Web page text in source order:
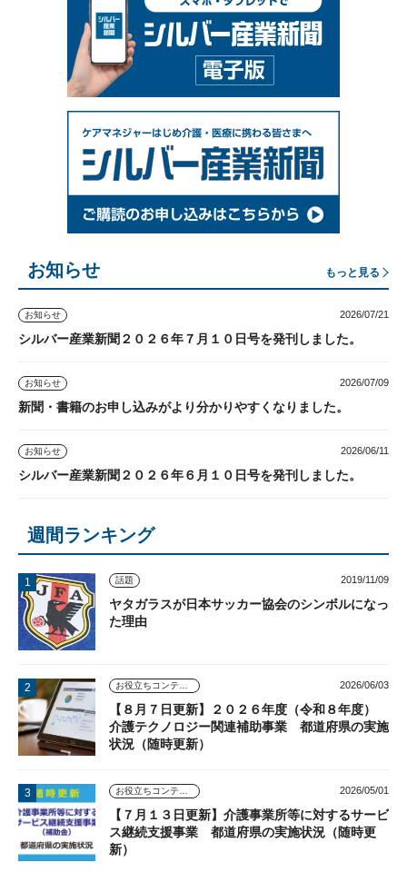
お知らせ もっと見る
お知らせ 2026/07/21
シルバー産業新聞２０２６年７月１０日号を発刊しました。
お知らせ 2026/07/09
新聞・書籍のお申し込みがより分かりやすくなりました。
お知らせ 2026/06/11
シルバー産業新聞２０２６年６月１０日号を発刊しました。
週間ランキング
話題 2019/11/09
ヤタガラスが日本サッカー協会のシンボルになっ
た理由
お役立ちコンテンツ 2026/06/03
【８月７日更新】２０２６年度（令和８年度）
介護テクノロジー関連補助事業 都道府県の実施
状況（随時更新）
お役立ちコンテンツ 2026/05/01
【７月１３日更新】介護事業所等に対するサービ
ス継続支援事業 都道府県の実施状況（随時更
新）